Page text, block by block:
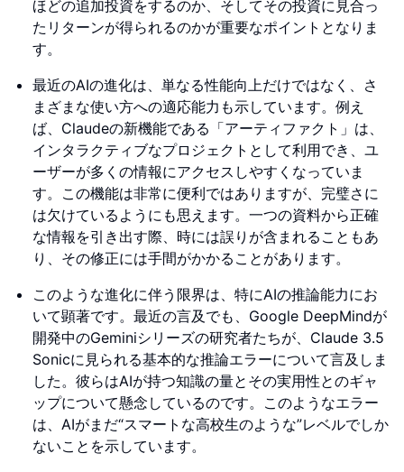
ほどの追加投資をするのか、そしてその投資に見合っ
たリターンが得られるのかが重要なポイントとなりま
す。
最近のAIの進化は、単なる性能向上だけではなく、さ
まざまな使い方への適応能力も示しています。例え
ば、Claudeの新機能である「アーティファクト」は、
インタラクティブなプロジェクトとして利用でき、ユ
ーザーが多くの情報にアクセスしやすくなっていま
す。この機能は非常に便利ではありますが、完璧さに
は欠けているようにも思えます。一つの資料から正確
な情報を引き出す際、時には誤りが含まれることもあ
り、その修正には手間がかかることがあります。
このような進化に伴う限界は、特にAIの推論能力にお
いて顕著です。最近の言及でも、Google DeepMindが
開発中のGeminiシリーズの研究者たちが、Claude 3.5
Sonicに見られる基本的な推論エラーについて言及しま
した。彼らはAIが持つ知識の量とその実用性とのギャ
ップについて懸念しているのです。このようなエラー
は、AIがまだ“スマートな高校生のような”レベルでしか
ないことを示しています。